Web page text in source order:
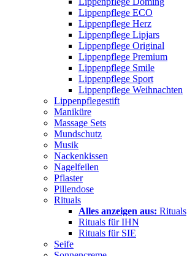
Lippenpflege ECO
Lippenpflege Herz
Lippenpflege Lipjars
Lippenpflege Original
Lippenpflege Premium
Lippenpflege Smile
Lippenpflege Sport
Lippenpflege Weihnachten
Lippenpflegestift
Maniküre
Massage Sets
Mundschutz
Musik
Nackenkissen
Nagelfeilen
Pflaster
Pillendose
Rituals
Alles anzeigen aus: Rituals
Rituals für IHN
Rituals für SIE
Seife